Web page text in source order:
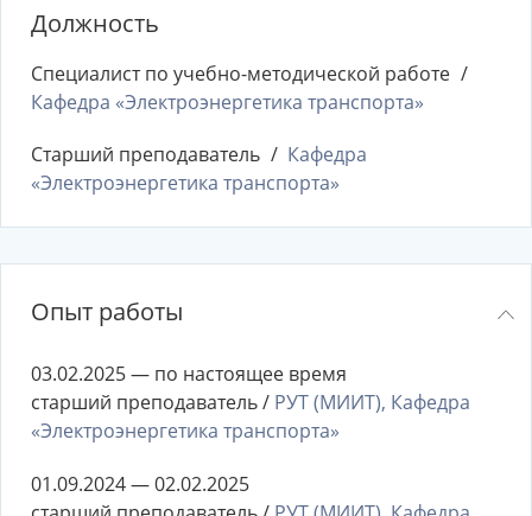
Должность
Специалист по учебно-методической работе
Кафедра «Электроэнергетика транспорта»
Старший преподаватель
Кафедра
«Электроэнергетика транспорта»
Опыт работы
03.02.2025 — по настоящее время
старший преподаватель / РУТ (МИИТ), Кафедра
«Электроэнергетика транспорта»
01.09.2024 — 02.02.2025